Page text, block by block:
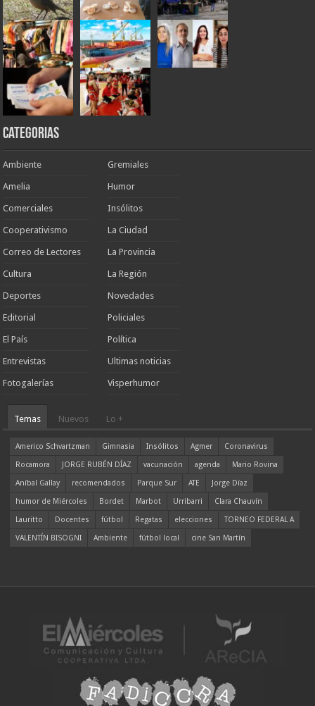
Categorias
Ambiente
Amelia
Comerciales
Cooperativismo
Correo de Lectores
Cultura
Deportes
Editorial
El País
Entrevistas
Fotogalerías
Gremiales
Humor
Insólitos
La Ciudad
La Provincia
La Región
Novedades
Policiales
Política
Ultimas noticias
Visperhumor
Temas Nuevos Lo +
Americo Schvartzman Gimnasia Insólitos Agmer
Coronavirus
Rocamora
JORGE RUBÉN DÍAZ vacunación agenda
Mario Rovina
Aníbal Gallay
recomendados Parque Sur ATE
Jorge Díaz
humor de Miércoles
Bordet Marbot Urribarri
Clara Chauvín
Lauritto
Docentes fútbol Regatas elecciones
TORNEO FEDERAL A
VALENTÍN BISOGNI
Ambiente fútbol local cine San Martín